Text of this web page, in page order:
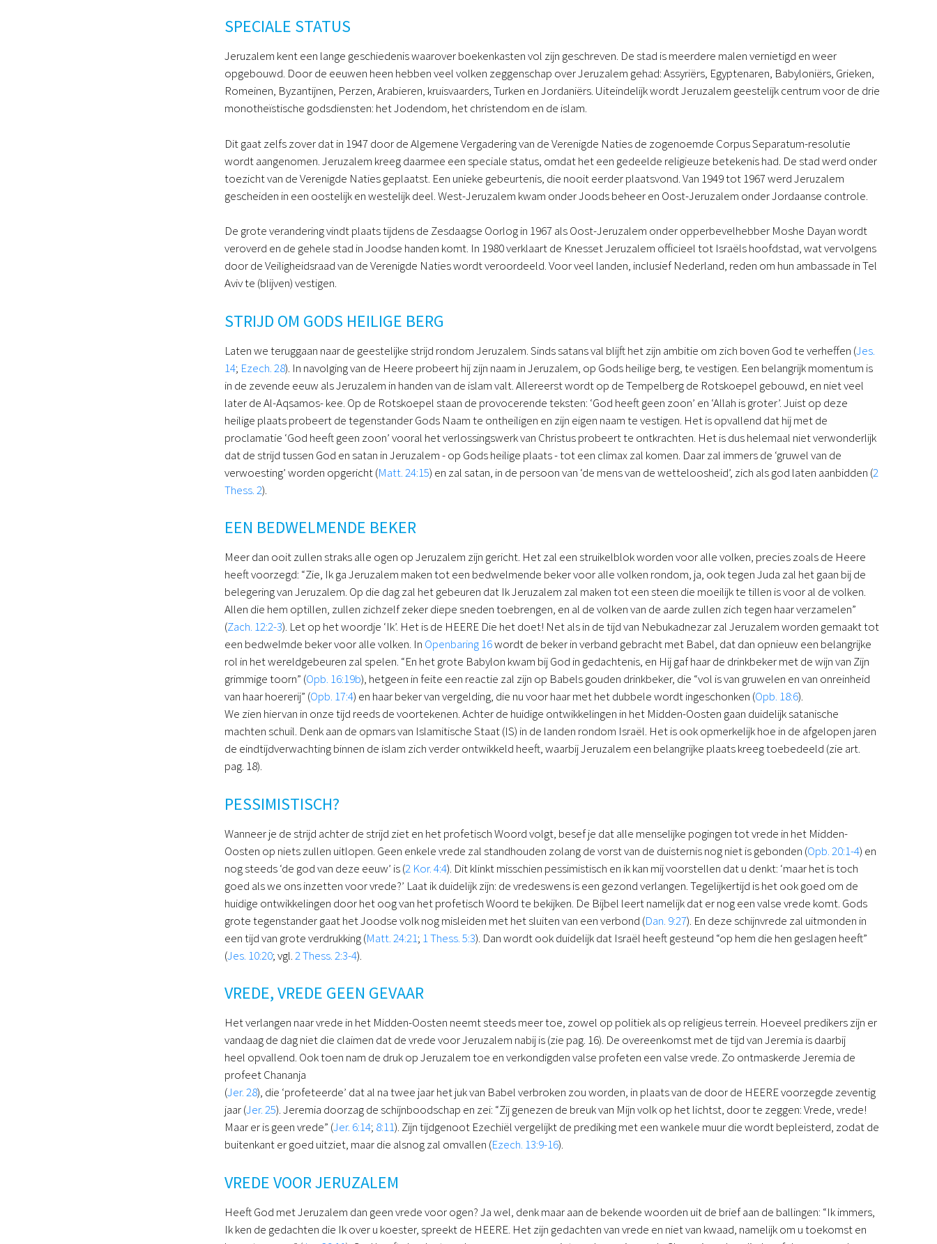
SPECIALE STATUS
Jeruzalem kent een lange geschiedenis waarover boekenkasten vol zijn geschreven. De stad is meerdere malen vernietigd en weer
opgebouwd. Door de eeuwen heen hebben veel volken zeggenschap over Jeruzalem gehad: Assyriërs, Egyptenaren, Babyloniërs, Grieken,
Romeinen, Byzantijnen, Perzen, Arabieren, kruisvaarders, Turken en Jordaniërs. Uiteindelijk wordt Jeruzalem geestelijk centrum voor de drie
monotheïstische godsdiensten: het Jodendom, het christendom en de islam.
Dit gaat zelfs zover dat in 1947 door de Algemene Vergadering van de Verenigde Naties de zogenoemde Corpus Separatum-resolutie
wordt aangenomen. Jeruzalem kreeg daarmee een speciale status, omdat het een gedeelde religieuze betekenis had. De stad werd onder
toezicht van de Verenigde Naties geplaatst. Een unieke gebeurtenis, die nooit eerder plaatsvond. Van 1949 tot 1967 werd Jeruzalem
gescheiden in een oostelijk en westelijk deel. West-Jeruzalem kwam onder Joods beheer en Oost-Jeruzalem onder Jordaanse controle.
De grote verandering vindt plaats tijdens de Zesdaagse Oorlog in 1967 als Oost-Jeruzalem onder opperbevelhebber Moshe Dayan wordt
veroverd en de gehele stad in Joodse handen komt. In 1980 verklaart de Knesset Jeruzalem officieel tot Israëls hoofdstad, wat vervolgens
door de Veiligheidsraad van de Verenigde Naties wordt veroordeeld. Voor veel landen, inclusief Nederland, reden om hun ambassade in Tel
Aviv te (blijven) vestigen.
STRIJD OM GODS HEILIGE BERG
Laten we teruggaan naar de geestelijke strijd rondom Jeruzalem. Sinds satans val blijft het zijn ambitie om zich boven God te verheffen (Jes.
14; Ezech. 28). In navolging van de Heere probeert hij zijn naam in Jeruzalem, op Gods heilige berg, te vestigen. Een belangrijk momentum is
in de zevende eeuw als Jeruzalem in handen van de islam valt. Allereerst wordt op de Tempelberg de Rotskoepel gebouwd, en niet veel
later de Al-Aqsamos- kee. Op de Rotskoepel staan de provocerende teksten: ‘God heeft geen zoon’ en ‘Allah is groter’. Juist op deze
heilige plaats probeert de tegenstander Gods Naam te ontheiligen en zijn eigen naam te vestigen. Het is opvallend dat hij met de
proclamatie ‘God heeft geen zoon’ vooral het verlossingswerk van Christus probeert te ontkrachten. Het is dus helemaal niet verwonderlijk
dat de strijd tussen God en satan in Jeruzalem - op Gods heilige plaats - tot een climax zal komen. Daar zal immers de ‘gruwel van de
verwoesting’ worden opgericht (Matt. 24:15) en zal satan, in de persoon van ‘de mens van de wetteloosheid’, zich als god laten aanbidden (2
Thess. 2).
EEN BEDWELMENDE BEKER
Meer dan ooit zullen straks alle ogen op Jeruzalem zijn gericht. Het zal een struikelblok worden voor alle volken, precies zoals de Heere
heeft voorzegd: “Zie, Ik ga Jeruzalem maken tot een bedwelmende beker voor alle volken rondom, ja, ook tegen Juda zal het gaan bij de
belegering van Jeruzalem. Op die dag zal het gebeuren dat Ik Jeruzalem zal maken tot een steen die moeilijk te tillen is voor al de volken.
Allen die hem optillen, zullen zichzelf zeker diepe sneden toebrengen, en al de volken van de aarde zullen zich tegen haar verzamelen”
(Zach. 12:2-3). Let op het woordje ‘Ik’. Het is de HEERE Die het doet! Net als in de tijd van Nebukadnezar zal Jeruzalem worden gemaakt tot
een bedwelmde beker voor alle volken. In Openbaring 16wordt de beker in verband gebracht met Babel, dat dan opnieuw een belangrijke
rol in het wereldgebeuren zal spelen. “En het grote Babylon kwam bij God in gedachtenis, en Hij gaf haar de drinkbeker met de wijn van Zijn
grimmige toorn” (Opb. 16:19b), hetgeen in feite een reactie zal zijn op Babels gouden drinkbeker, die “vol is van gruwelen en van onreinheid
van haar hoererij” (Opb. 17:4) en haar beker van vergelding, die nu voor haar met het dubbele wordt ingeschonken (Opb. 18:6).
We zien hiervan in onze tijd reeds de voortekenen. Achter de huidige ontwikkelingen in het Midden-Oosten gaan duidelijk satanische
machten schuil. Denk aan de opmars van Islamitische Staat (IS) in de landen rondom Israël. Het is ook opmerkelijk hoe in de afgelopen jaren
de eindtijdverwachting binnen de islam zich verder ontwikkeld heeft, waarbij Jeruzalem een belangrijke plaats kreeg toebedeeld (zie art.
pag. 18).
PESSIMISTISCH?
Wanneer je de strijd achter de strijd ziet en het profetisch Woord volgt, besef je dat alle menselijke pogingen tot vrede in het Midden-
Oosten op niets zullen uitlopen. Geen enkele vrede zal standhouden zolang de vorst van de duisternis nog niet is gebonden (Opb. 20:1-4) en
nog steeds ‘de god van deze eeuw’ is (2 Kor. 4:4). Dit klinkt misschien pessimistisch en ik kan mij voorstellen dat u denkt: ‘maar het is toch
goed als we ons inzetten voor vrede?’ Laat ik duidelijk zijn: de vredeswens is een gezond verlangen. Tegelijkertijd is het ook goed om de
huidige ontwikkelingen door het oog van het profetisch Woord te bekijken. De Bijbel leert namelijk dat er nog een valse vrede komt. Gods
grote tegenstander gaat het Joodse volk nog misleiden met het sluiten van een verbond (Dan. 9:27). En deze schijnvrede zal uitmonden in
een tijd van grote verdrukking (Matt. 24:21; 1 Thess. 5:3). Dan wordt ook duidelijk dat Israël heeft gesteund “op hem die hen geslagen heeft”
(Jes. 10:20; vgl.2 Thess. 2:3-4).
VREDE, VREDE GEEN GEVAAR
Het verlangen naar vrede in het Midden-Oosten neemt steeds meer toe, zowel op politiek als op religieus terrein. Hoeveel predikers zijn er
vandaag de dag niet die claimen dat de vrede voor Jeruzalem nabij is (zie pag. 16). De overeenkomst met de tijd van Jeremia is daarbij
heel opvallend. Ook toen nam de druk op Jeruzalem toe en verkondigden valse profeten een valse vrede. Zo ontmaskerde Jeremia de
profeet Chananja
(Jer. 28), die ‘profeteerde’ dat al na twee jaar het juk van Babel verbroken zou worden, in plaats van de door de HEERE voorzegde zeventig
jaar (Jer. 25). Jeremia doorzag de schijnboodschap en zei: “Zij genezen de breuk van Mijn volk op het lichtst, door te zeggen: Vrede, vrede!
Maar er is geen vrede” (Jer. 6:14; 8:11). Zijn tijdgenoot Ezechiël vergelijkt de prediking met een wankele muur die wordt bepleisterd, zodat de
buitenkant er goed uitziet, maar die alsnog zal omvallen (Ezech. 13:9-16).
VREDE VOOR JERUZALEM
Heeft God met Jeruzalem dan geen vrede voor ogen? Ja wel, denk maar aan de bekende woorden uit de brief aan de ballingen: “Ik immers,
Ik ken de gedachten die Ik over u koester, spreekt de HEERE. Het zijn gedachten van vrede en niet van kwaad, namelijk om u toekomst en